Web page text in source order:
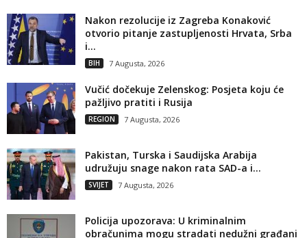
Nakon rezolucije iz Zagreba Konaković
otvorio pitanje zastupljenosti Hrvata, Srba
i...
BIH 7 Augusta, 2026
Vučić dočekuje Zelenskog: Posjeta koju će
pažljivo pratiti i Rusija
REGION 7 Augusta, 2026
Pakistan, Turska i Saudijska Arabija
udružuju snage nakon rata SAD-a i...
SVIJET 7 Augusta, 2026
Policija upozorava: U kriminalnim
obračunima mogu stradati nedužni građani